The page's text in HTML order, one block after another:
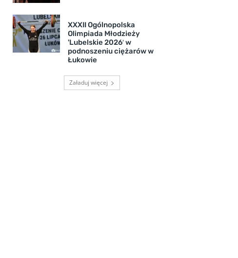
XXXII Ogólnopolska
Olimpiada Młodzieży
'Lubelskie 2026′ w
podnoszeniu ciężarów w
Łukowie
Załaduj więcej